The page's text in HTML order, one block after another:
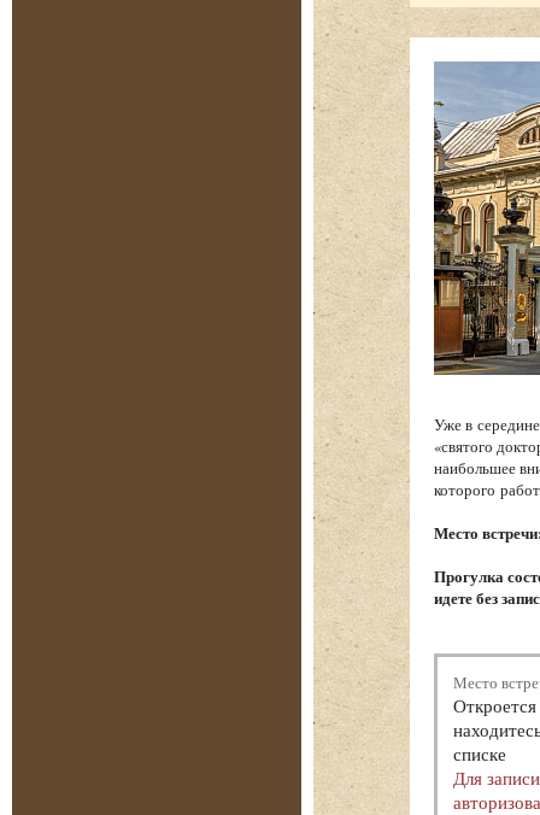
Уже в
«святого
наибольшее
которого
Место
Прогулка
идете без
Место
списке
Для